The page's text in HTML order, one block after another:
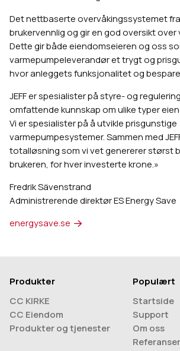
Det nettbaserte overvåkingssystemet fra
brukervennlig og gir en god oversikt
Dette gir både eiendomseieren og oss
varmepumpeleverandør et trygt og
hvor anleggets funksjonalitet og
JEFF er spesialister på styre- og
omfattende kunnskap om ulike typer
Vi er spesialister på å utvikle prisgunstige
varmepumpesystemer. Sammen med
totalløsning som vi vet genererer størst
brukeren, for hver investerte krone.»
Fredrik Sävenstrand
Administrerende direktør ES Energy Save
energysave.se
Produkter
CC KIRKE
CC Eiendom
Produkter og tjenester
Populært
Startside
Support
Om oss